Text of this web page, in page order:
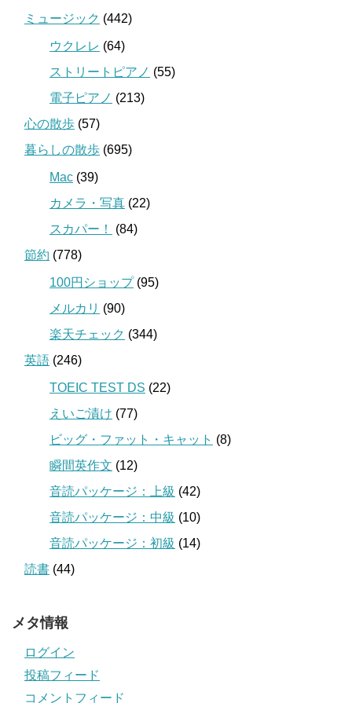
ミュージック (442)
ウクレレ (64)
ストリートピアノ (55)
電子ピアノ (213)
心の散歩 (57)
暮らしの散歩 (695)
Mac (39)
カメラ・写真 (22)
スカパー！
(84)
節約 (778)
100円ショップ(95)
メルカリ (90)
楽天チェック (344)
英語 (246)
TOEIC TEST DS (22)
えいご漬け (77)
ビッグ・ファット・キャット (8)
瞬間英作文 (12)
音読パッケージ：上級 (42)
音読パッケージ：中級 (10)
音読パッケージ：初級 (14)
読書 (44)
メタ情報
ログイン
投稿フィード
コメントフィード